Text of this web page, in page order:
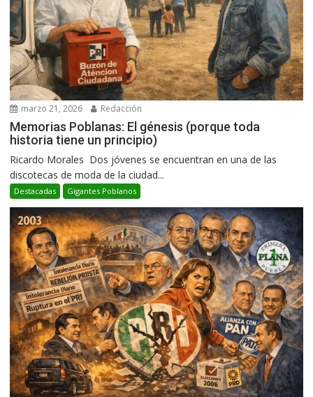
marzo 21, 2026 Redacción
Memorias Poblanas: El génesis (porque toda
historia tiene un principio)
Ricardo Morales Dos jóvenes se encuentran en una de las
discotecas de moda de la ciudad...
Destacadas Gigantes Poblanos